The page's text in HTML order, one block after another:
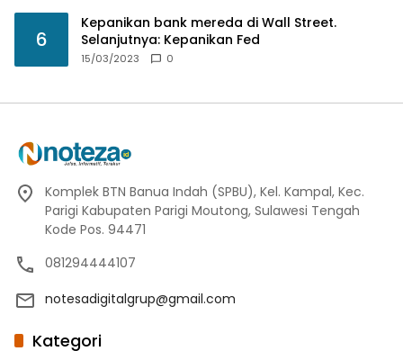
6
Kepanikan bank mereda di Wall Street.
Selanjutnya: Kepanikan Fed
15/03/2023 0
Komplek BTN Banua Indah (SPBU), Kel. Kampal, Kec.
Parigi Kabupaten Parigi Moutong, Sulawesi Tengah
Kode Pos. 94471
081294444107
notesadigitalgrup@gmail.com
Kategori